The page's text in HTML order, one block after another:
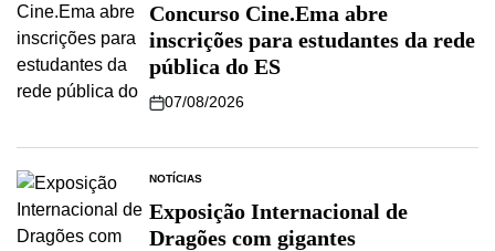
Concurso Cine.Ema abre
inscrições para estudantes da rede
pública do ES
07/08/2026
NOTÍCIAS
Exposição Internacional de
Dragões com gigantes